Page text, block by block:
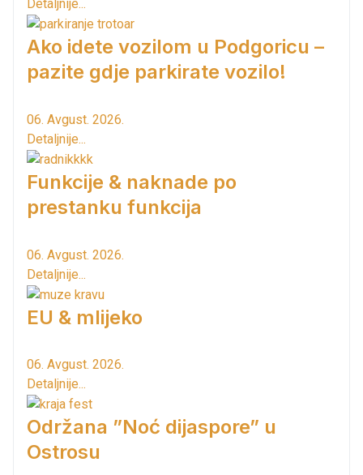
Detaljnije...
Ako idete vozilom u Podgoricu –
pazite gdje parkirate vozilo!
06. Avgust. 2026.
Detaljnije...
Funkcije & naknade po
prestanku funkcija
06. Avgust. 2026.
Detaljnije...
EU & mlijeko
06. Avgust. 2026.
Detaljnije...
Održana ”Noć dijaspore” u
Ostrosu